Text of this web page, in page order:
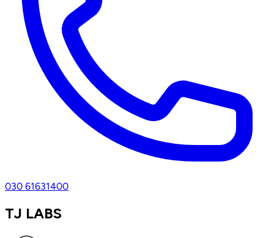
030 61631400
TJ LABS